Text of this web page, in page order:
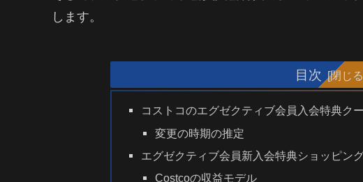
します。
目次
コストコのエグゼクティブ会員入会特典ク
変更の時期の推定
エグゼクティブ会員新入会特典ショッピン
Costcoの収益モデル